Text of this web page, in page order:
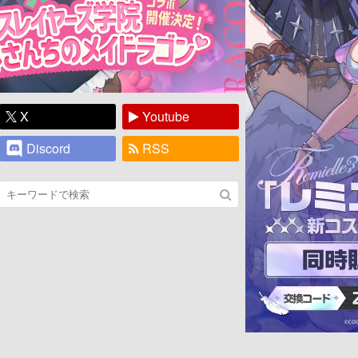
X
Youtube
Discord
RSS